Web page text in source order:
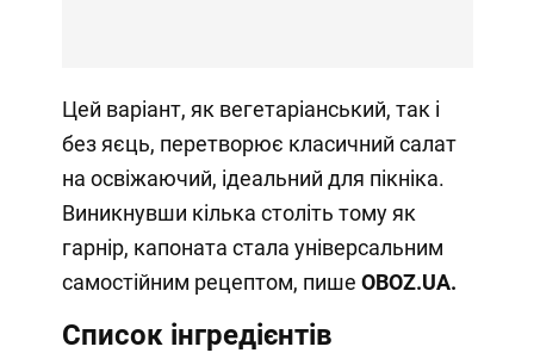
Цей варіант, як вегетаріанський, так і
без яєць, перетворює класичний салат
на освіжаючий, ідеальний для пікніка.
Виникнувши кілька століть тому як
гарнір, капоната стала універсальним
самостійним рецептом, пише OBOZ.UA.
Список інгредієнтів